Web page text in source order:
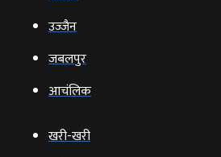
उज्‍जैन
जबलपुर
आचंलिक
खरी-खरी